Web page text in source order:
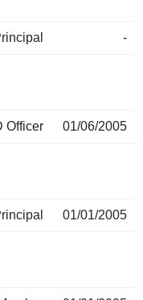
-
Officer 01/06/2005
01/01/2005